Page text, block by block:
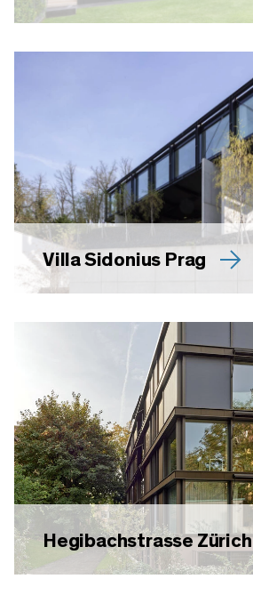
Villa Sidonius Prag
Hegibachstrasse Zürich